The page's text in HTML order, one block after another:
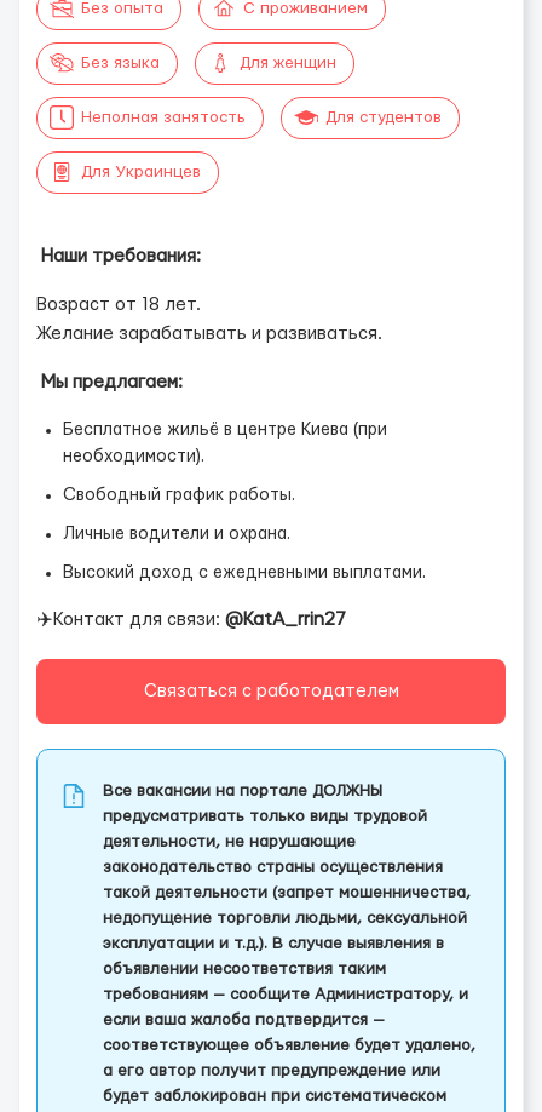
Без опыта С проживанием
Без языка Для женщин
Неполная занятость Для студентов
Для Украинцев
Наши требования:
Возраст от 18 лет.
Желание зарабатывать и развиваться.
Мы предлагаем:
Бесплатное жильё в центре Киева (при
необходимости).
Свободный график работы.
Личные водители и охрана.
Высокий доход с ежедневными выплатами.
✈️Контакт для связи: @KatA_rrin27
Связаться с работодателем
Все вакансии на портале ДОЛЖНЫ
предусматривать только виды трудовой
деятельности, не нарушающие
законодательство страны осуществления
такой деятельности (запрет мошенничества,
недопущение торговли людьми, сексуальной
эксплуатации и т.д.). В случае выявления в
объявлении несоответствия таким
требованиям — сообщите Администратору, и
если ваша жалоба подтвердится —
соответствующее объявление будет удалено,
а его автор получит предупреждение или
будет заблокирован при систематическом